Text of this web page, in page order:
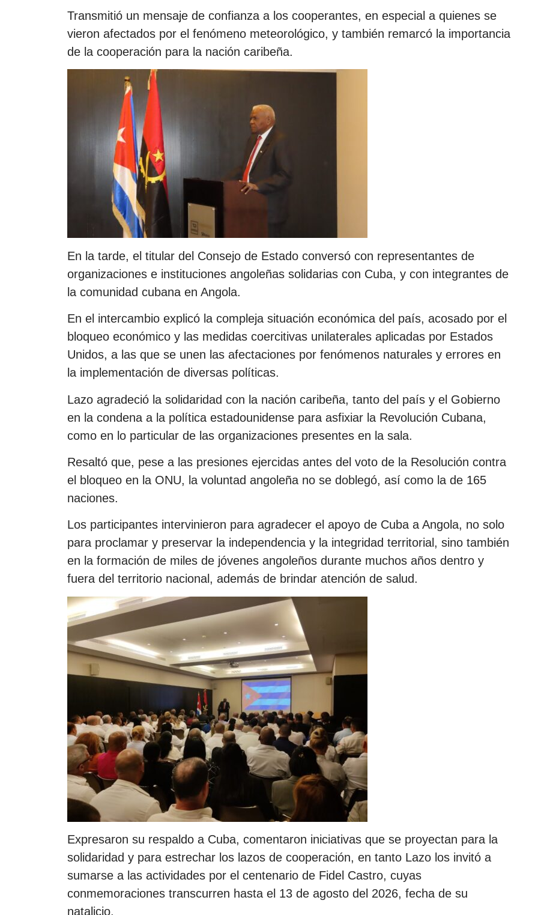
Transmitió un mensaje de confianza a los cooperantes, en especial a quienes se
vieron afectados por el fenómeno meteorológico, y también remarcó la importancia
de la cooperación para la nación caribeña.
En la tarde, el titular del Consejo de Estado conversó con representantes de
organizaciones e instituciones angoleñas solidarias con Cuba, y con integrantes de
la comunidad cubana en Angola.
En el intercambio explicó la compleja situación económica del país, acosado por el
bloqueo económico y las medidas coercitivas unilaterales aplicadas por Estados
Unidos, a las que se unen las afectaciones por fenómenos naturales y errores en
la implementación de diversas políticas.
Lazo agradeció la solidaridad con la nación caribeña, tanto del país y el Gobierno
en la condena a la política estadounidense para asfixiar la Revolución Cubana,
como en lo particular de las organizaciones presentes en la sala.
Resaltó que, pese a las presiones ejercidas antes del voto de la Resolución contra
el bloqueo en la ONU, la voluntad angoleña no se doblegó, así como la de 165
naciones.
Los participantes intervinieron para agradecer el apoyo de Cuba a Angola, no solo
para proclamar y preservar la independencia y la integridad territorial, sino también
en la formación de miles de jóvenes angoleños durante muchos años dentro y
fuera del territorio nacional, además de brindar atención de salud.
Expresaron su respaldo a Cuba, comentaron iniciativas que se proyectan para la
solidaridad y para estrechar los lazos de cooperación, en tanto Lazo los invitó a
sumarse a las actividades por el centenario de Fidel Castro, cuyas
conmemoraciones transcurren hasta el 13 de agosto del 2026, fecha de su
natalicio.